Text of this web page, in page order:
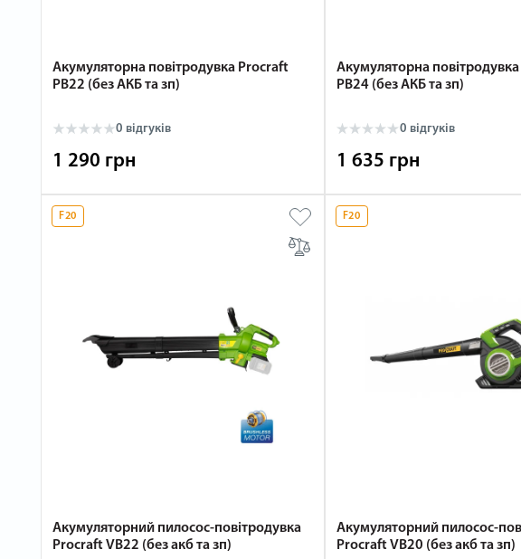
Акумуляторна повітродувка Procraft
PB22 (без АКБ та зп)
0 відгуків
1 290 грн
Акумуляторна
PB24 (без АКБ та зп)
0 відгуків
1 635 грн
F20
Акумуляторний пилосос-повітродувка
Procraft VB22 (без акб та зп)
F20
Акумуляторний пилосос-
Procraft VB20 (без акб та зп)